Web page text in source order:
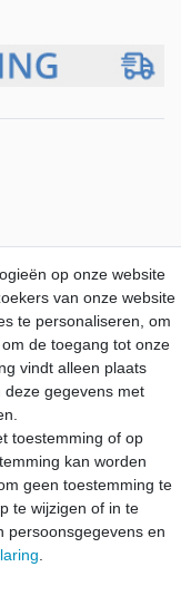
op onze website
van onze website
te personaliseren, om
de toegang tot onze
vindt alleen plaats
deze gegevens met
toestemming of op
kan worden
geen toestemming te
te wijzigen of in te
persoonsgegevens en